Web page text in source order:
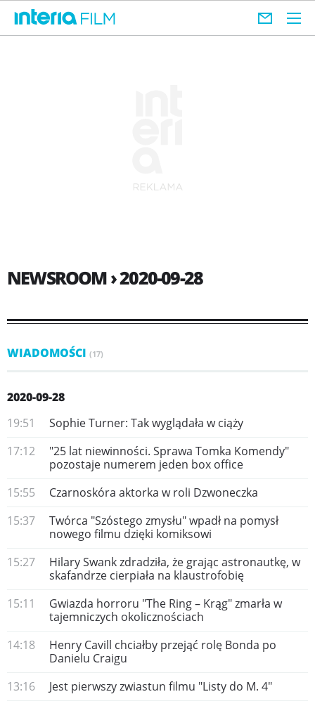
NEWSROOM › 2020-09-28
WIADOMOŚCI (17)
2020-09-28
19:51
Sophie Turner: Tak wyglądała w ciąży
17:12
"25 lat niewinności. Sprawa Tomka Komendy"
pozostaje numerem jeden box office
15:55
Czarnoskóra aktorka w roli Dzwoneczka
15:37
Twórca "Szóstego zmysłu" wpadł na pomysł
nowego filmu dzięki komiksowi
15:27
Hilary Swank zdradziła, że grając astronautkę, w
skafandrze cierpiała na klaustrofobię
15:11
Gwiazda horroru "The Ring – Krąg" zmarła w
tajemniczych okolicznościach
14:18
Henry Cavill chciałby przejąć rolę Bonda po
Danielu Craigu
13:16
Jest pierwszy zwiastun filmu "Listy do M. 4"